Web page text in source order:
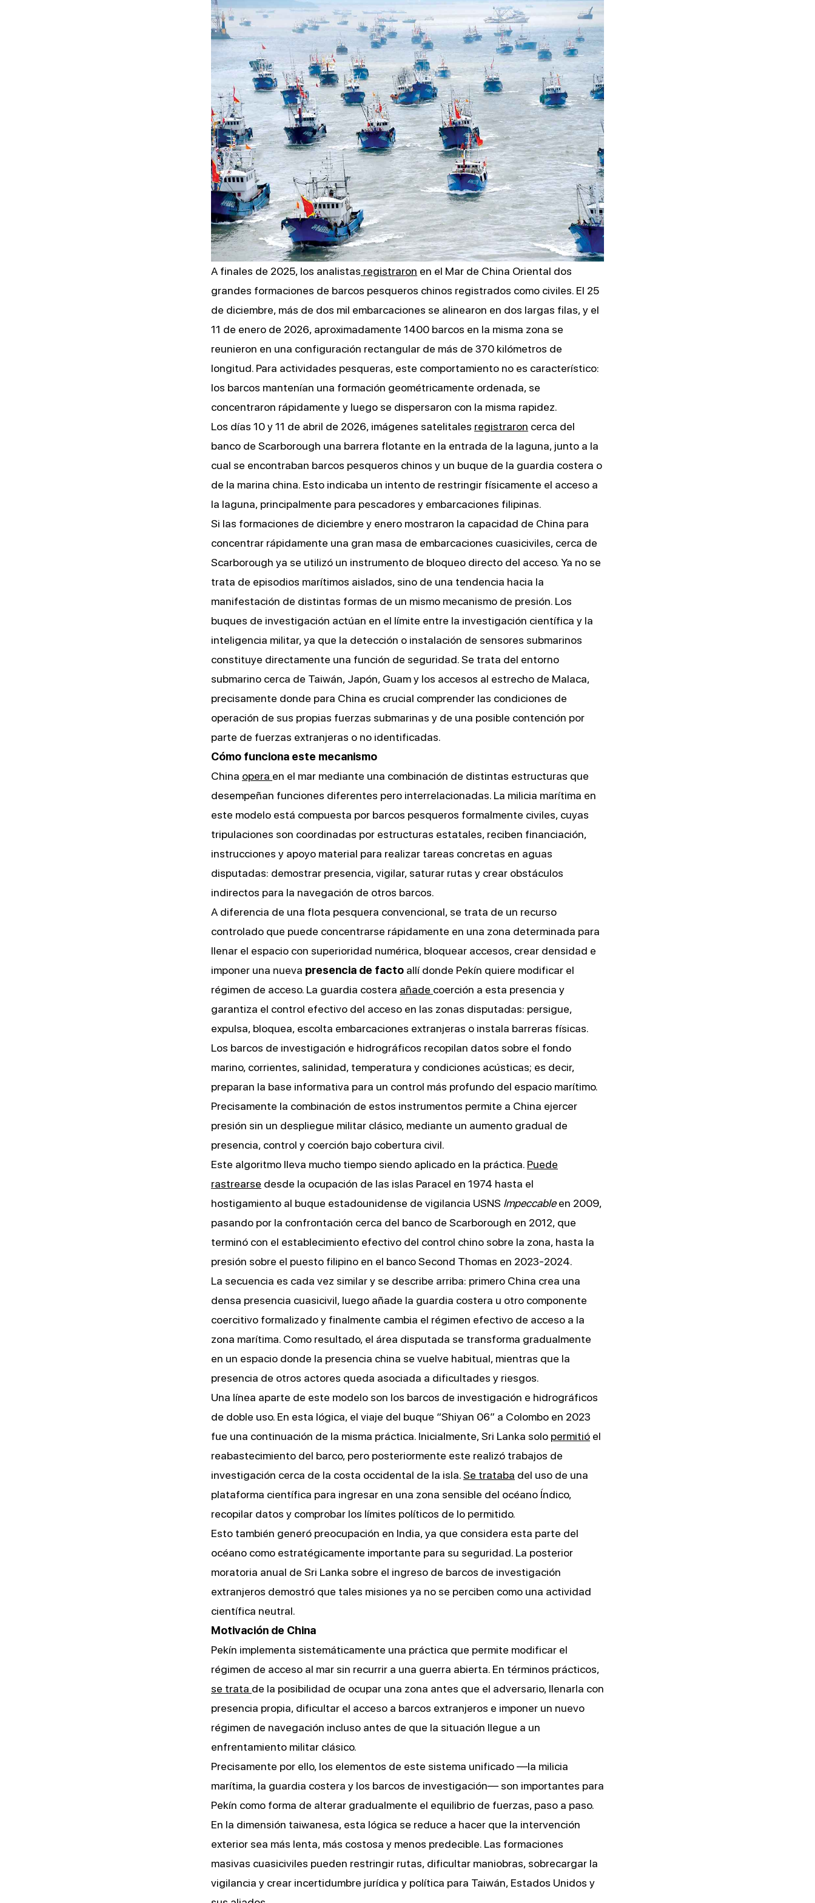
A finales de 2025, los analistas registraron en el Mar de China Oriental dos
grandes formaciones de barcos pesqueros chinos registrados como civiles. El 25
de diciembre, más de dos mil embarcaciones se alinearon en dos largas filas, y el
11 de enero de 2026, aproximadamente 1400 barcos en la misma zona se
reunieron en una configuración rectangular de más de 370 kilómetros de
longitud. Para actividades pesqueras, este comportamiento no es característico:
los barcos mantenían una formación geométricamente ordenada, se
concentraron rápidamente y luego se dispersaron con la misma rapidez.
Los días 10 y 11 de abril de 2026, imágenes satelitales registraron cerca del
banco de Scarborough una barrera flotante en la entrada de la laguna, junto a la
cual se encontraban barcos pesqueros chinos y un buque de la guardia costera o
de la marina china. Esto indicaba un intento de restringir físicamente el acceso a
la laguna, principalmente para pescadores y embarcaciones filipinas.
Si las formaciones de diciembre y enero mostraron la capacidad de China para
concentrar rápidamente una gran masa de embarcaciones cuasiciviles, cerca de
Scarborough ya se utilizó un instrumento de bloqueo directo del acceso. Ya no se
trata de episodios marítimos aislados, sino de una tendencia hacia la
manifestación de distintas formas de un mismo mecanismo de presión. Los
buques de investigación actúan en el límite entre la investigación científica y la
inteligencia militar, ya que la detección o instalación de sensores submarinos
constituye directamente una función de seguridad. Se trata del entorno
submarino cerca de Taiwán, Japón, Guam y los accesos al estrecho de Malaca,
precisamente donde para China es crucial comprender las condiciones de
operación de sus propias fuerzas submarinas y de una posible contención por
parte de fuerzas extranjeras o no identificadas.
Cómo funciona este mecanismo
China opera en el mar mediante una combinación de distintas estructuras que
desempeñan funciones diferentes pero interrelacionadas. La milicia marítima en
este modelo está compuesta por barcos pesqueros formalmente civiles, cuyas
tripulaciones son coordinadas por estructuras estatales, reciben financiación,
instrucciones y apoyo material para realizar tareas concretas en aguas
disputadas: demostrar presencia, vigilar, saturar rutas y crear obstáculos
indirectos para la navegación de otros barcos.
A diferencia de una flota pesquera convencional, se trata de un recurso
controlado que puede concentrarse rápidamente en una zona determinada para
llenar el espacio con superioridad numérica, bloquear accesos, crear densidad e
imponer una nueva presencia de facto allí donde Pekín quiere modificar el
régimen de acceso. La guardia costera añade coerción a esta presencia y
garantiza el control efectivo del acceso en las zonas disputadas: persigue,
expulsa, bloquea, escolta embarcaciones extranjeras o instala barreras físicas.
Los barcos de investigación e hidrográficos recopilan datos sobre el fondo
marino, corrientes, salinidad, temperatura y condiciones acústicas; es decir,
preparan la base informativa para un control más profundo del espacio marítimo.
Precisamente la combinación de estos instrumentos permite a China ejercer
presión sin un despliegue militar clásico, mediante un aumento gradual de
presencia, control y coerción bajo cobertura civil.
Este algoritmo lleva mucho tiempo siendo aplicado en la práctica. Puede
rastrearse desde la ocupación de las islas Paracel en 1974 hasta el
hostigamiento al buque estadounidense de vigilancia USNS Impeccableen 2009,
pasando por la confrontación cerca del banco de Scarborough en 2012, que
terminó con el establecimiento efectivo del control chino sobre la zona, hasta la
presión sobre el puesto filipino en el banco Second Thomas en 2023-2024.
La secuencia es cada vez similar y se describe arriba: primero China crea una
densa presencia cuasicivil, luego añade la guardia costera u otro componente
coercitivo formalizado y finalmente cambia el régimen efectivo de acceso a la
zona marítima. Como resultado, el área disputada se transforma gradualmente
en un espacio donde la presencia china se vuelve habitual, mientras que la
presencia de otros actores queda asociada a dificultades y riesgos.
Una línea aparte de este modelo son los barcos de investigación e hidrográficos
de doble uso. En esta lógica, el viaje del buque “Shiyan 06” a Colombo en 2023
fue una continuación de la misma práctica. Inicialmente, Sri Lanka solo permitió el
reabastecimiento del barco, pero posteriormente este realizó trabajos de
investigación cerca de la costa occidental de la isla.Se trataba del uso de una
plataforma científica para ingresar en una zona sensible del océano Índico,
recopilar datos y comprobar los límites políticos de lo permitido.
Esto también generó preocupación en India, ya que considera esta parte del
océano como estratégicamente importante para su seguridad. La posterior
moratoria anual de Sri Lanka sobre el ingreso de barcos de investigación
extranjeros demostró que tales misiones ya no se perciben como una actividad
científica neutral.
Motivación de China
Pekín implementa sistemáticamente una práctica que permite modificar el
régimen de acceso al mar sin recurrir a una guerra abierta. En términos prácticos,
se trata de la posibilidad de ocupar una zona antes que el adversario, llenarla con
presencia propia, dificultar el acceso a barcos extranjeros e imponer un nuevo
régimen de navegación incluso antes de que la situación llegue a un
enfrentamiento militar clásico.
Precisamente por ello, los elementos de este sistema unificado —la milicia
marítima, la guardia costera y los barcos de investigación— son importantes para
Pekín como forma de alterar gradualmente el equilibrio de fuerzas, paso a paso.
En la dimensión taiwanesa, esta lógica se reduce a hacer que la intervención
exterior sea más lenta, más costosa y menos predecible. Las formaciones
masivas cuasiciviles pueden restringir rutas, dificultar maniobras, sobrecargar la
vigilancia y crear incertidumbre jurídica y política para Taiwán, Estados Unidos y